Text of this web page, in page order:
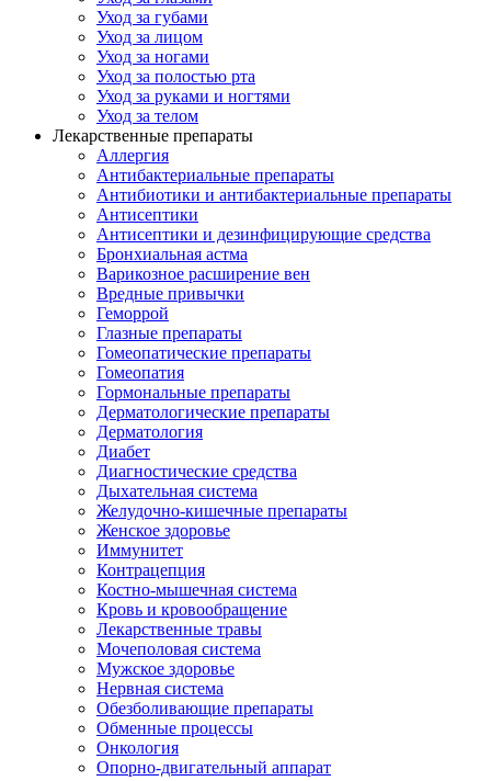
Уход за губами
Уход за лицом
Уход за ногами
Уход за полостью рта
Уход за руками и ногтями
Уход за телом
Лекарственные препараты
Аллергия
Антибактериальные препараты
Антибиотики и антибактериальные препараты
Антисептики
Антисептики и дезинфицирующие средства
Бронхиальная астма
Варикозное расширение вен
Вредные привычки
Геморрой
Глазные препараты
Гомеопатические препараты
Гомеопатия
Гормональные препараты
Дерматологические препараты
Дерматология
Диабет
Диагностические средства
Дыхательная система
Желудочно-кишечные препараты
Женское здоровье
Иммунитет
Контрацепция
Костно-мышечная система
Кровь и кровообращение
Лекарственные травы
Мочеполовая система
Мужское здоровье
Нервная система
Обезболивающие препараты
Обменные процессы
Онкология
Опорно-двигательный аппарат